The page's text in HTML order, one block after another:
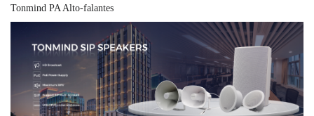
Tonmind PA Alto-falantes